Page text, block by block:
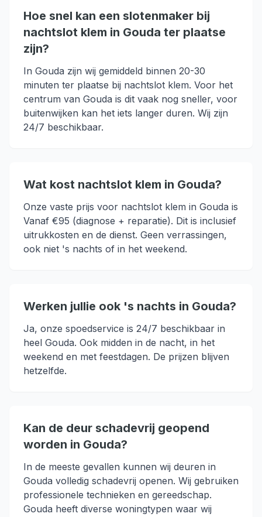
Hoe snel kan een slotenmaker bij
nachtslot klem in Gouda ter plaatse
zijn?
In Gouda zijn wij gemiddeld binnen 20-30
minuten ter plaatse bij nachtslot klem. Voor het
centrum van Gouda is dit vaak nog sneller, voor
buitenwijken kan het iets langer duren. Wij zijn
24/7 beschikbaar.
Wat kost nachtslot klem in Gouda?
Onze vaste prijs voor nachtslot klem in Gouda is
Vanaf €95 (diagnose + reparatie). Dit is inclusief
uitrukkosten en de dienst. Geen verrassingen,
ook niet 's nachts of in het weekend.
Werken jullie ook 's nachts in Gouda?
Ja, onze spoedservice is 24/7 beschikbaar in
heel Gouda. Ook midden in de nacht, in het
weekend en met feestdagen. De prijzen blijven
hetzelfde.
Kan de deur schadevrij geopend
worden in Gouda?
In de meeste gevallen kunnen wij deuren in
Gouda volledig schadevrij openen. Wij gebruiken
professionele technieken en gereedschap.
Gouda heeft diverse woningtypen waar wij